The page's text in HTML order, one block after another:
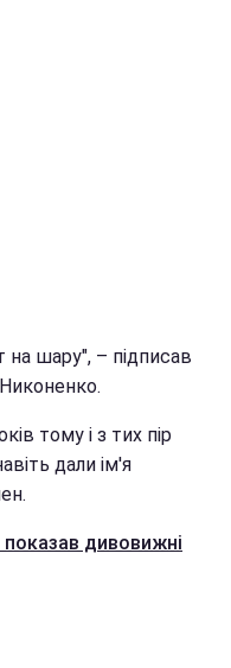
шару", – підписав
тому і з тих пір
дали ім'я
дивовижні